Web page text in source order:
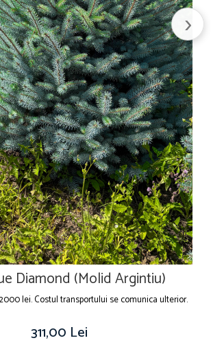
Diamond (Molid Argintiu)
lei. Costul transportului se comunica ulterior.
311,00 Lei